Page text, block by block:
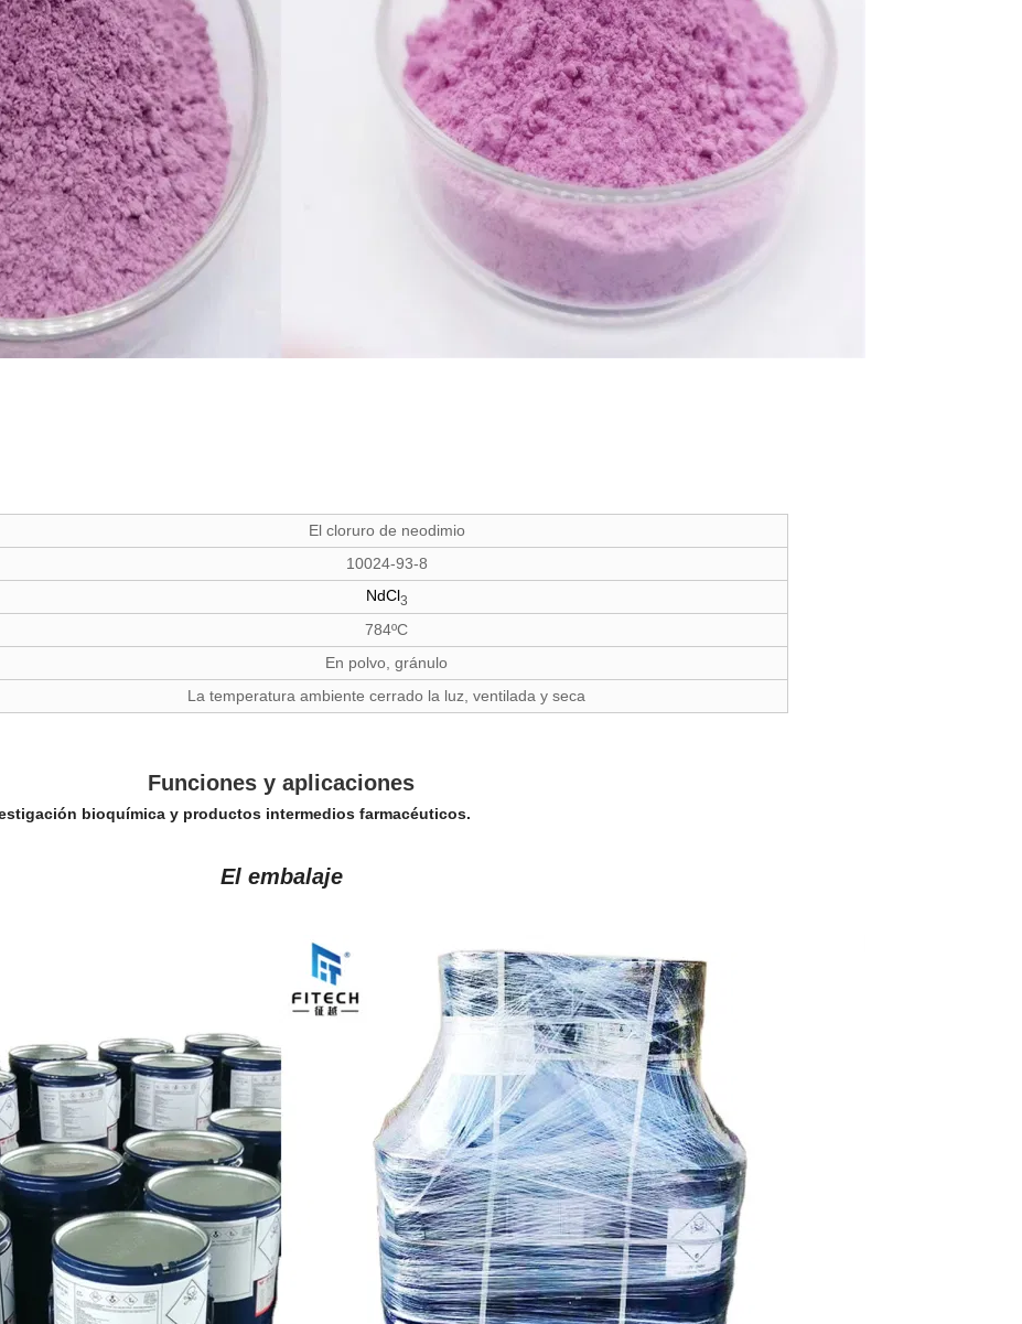
El cloruro de neodimio
10024-93-8
NdCl3
784ºC
En polvo, gránulo
La temperatura ambiente cerrado la luz, ventilada y seca
Funciones y aplicaciones
bioquímica y productos intermedios farmacéuticos.
El embalaje